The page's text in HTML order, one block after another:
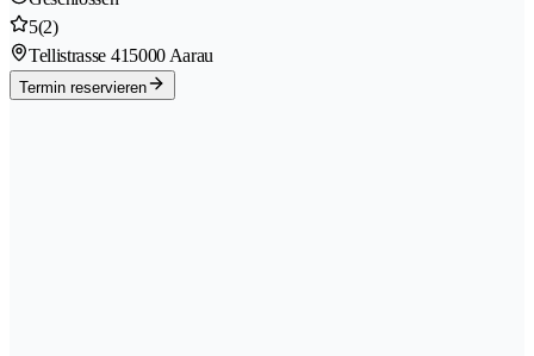
5(2)
Tellistrasse 415000 Aarau
Termin reservieren